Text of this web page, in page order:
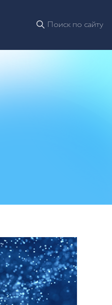
Поиск по сайту